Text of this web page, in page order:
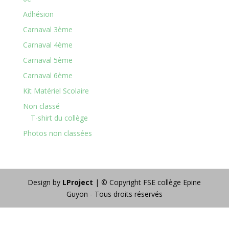
Adhésion
Carnaval 3ème
Carnaval 4ème
Carnaval 5ème
Carnaval 6ème
Kit Matériel Scolaire
Non classé
T-shirt du collège
Photos non classées
Design by LProject | © Copyright FSE collège Epine
Guyon - Tous droits réservés